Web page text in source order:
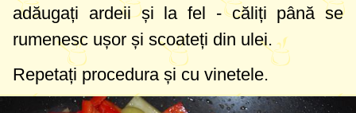
adăugați ardeii și la fel - căliți până se
rumenesc ușor și scoateți din ulei.
Repetați procedura și cu vinetele.